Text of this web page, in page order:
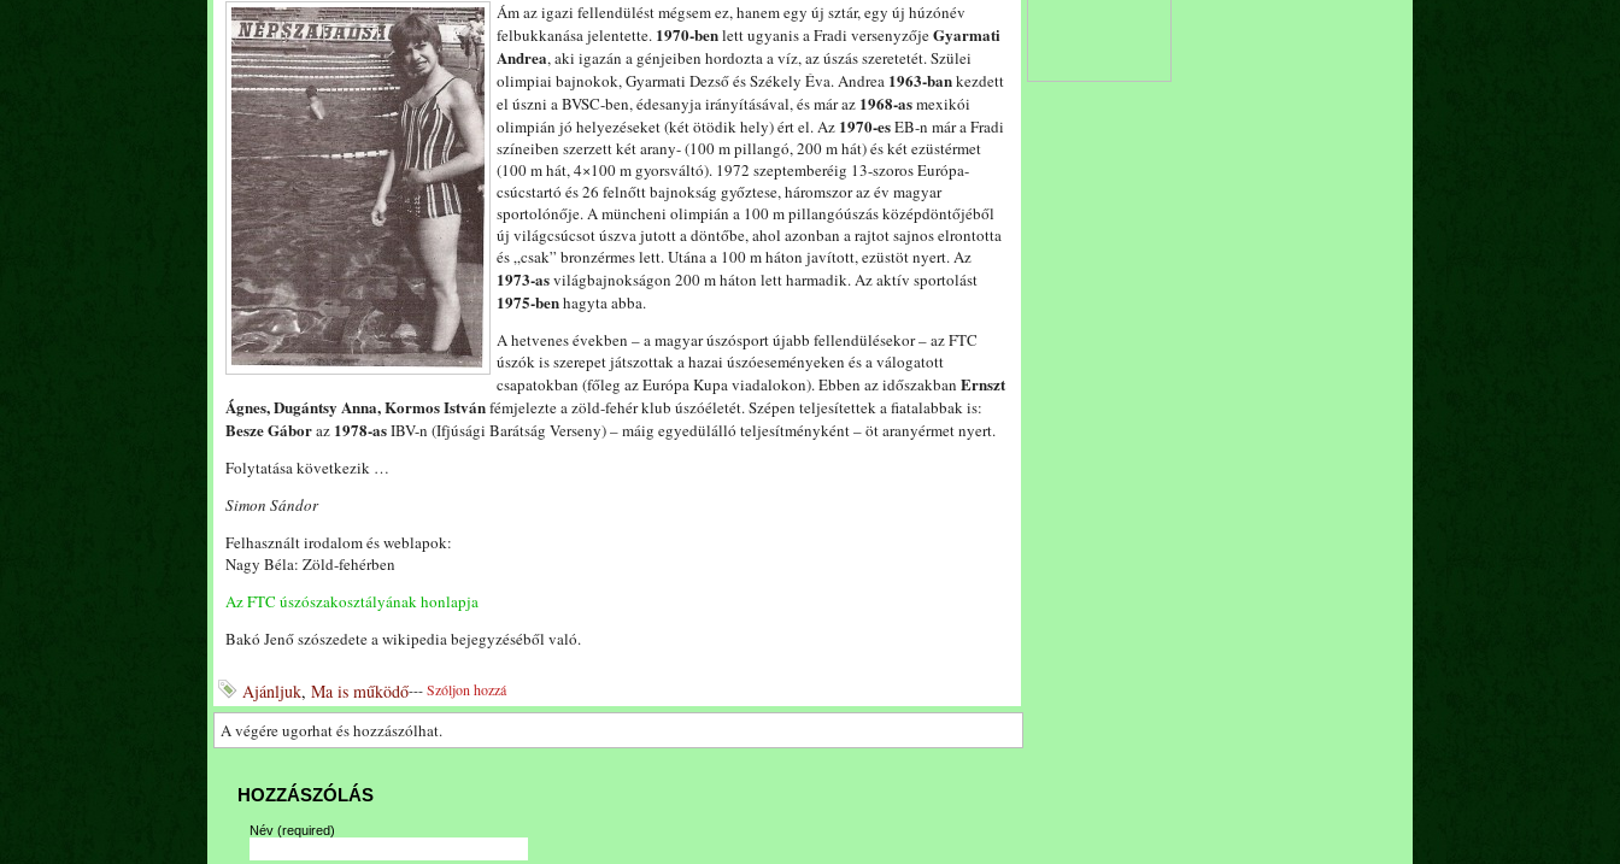
Ám az igazi fellendülést mégsem ez, hanem egy új sztár, egy új húzónév
felbukkanása jelentette. 1970-benlett ugyanis a Fradi versenyzőjeGyarmati
Andrea, aki igazán a génjeiben hordozta a víz, az úszás szeretetét. Szülei
olimpiai bajnokok, Gyarmati Dezső és Székely Éva. Andrea 1963-bankezdett
el úszni a BVSC-ben, édesanyja irányításával, és már az 1968-asmexikói
olimpián jó helyezéseket (két ötödik hely) ért el. Az 1970-esEB-n már a Fradi
színeiben szerzett két arany- (100 m pillangó, 200 m hát) és két ezüstérmet
(100 m hát, 4×100 m gyorsváltó). 1972 szeptemberéig 13-szoros Európa-
csúcstartó és 26 felnőtt bajnokság győztese, háromszor az év magyar
sportolónője. A müncheni olimpián a 100 m pillangóúszás középdöntőjéből
új világcsúcsot úszva jutott a döntőbe, ahol azonban a rajtot sajnos elrontotta
és „csak” bronzérmes lett. Utána a 100 m háton javított, ezüstöt nyert. Az
1973-asvilágbajnokságon 200 m háton lett harmadik. Az aktív sportolást
1975-benhagyta abba.
A hetvenes években – a magyar úszósport újabb fellendülésekor – az FTC
úszók is szerepet játszottak a hazai úszóeseményeken és a válogatott
csapatokban (főleg az Európa Kupa viadalokon). Ebben az időszakban Ernszt
Ágnes, Dugántsy Anna, Kormos Istvánfémjelezte a zöld-fehér klub úszóéletét. Szépen teljesítettek a fiatalabbak is:
Besze Gáboraz 1978-asIBV-n (Ifjúsági Barátság Verseny) – máig egyedülálló teljesítményként – öt aranyérmet nyert.
Folytatása következik …
Simon Sándor
Felhasznált irodalom és weblapok:
Nagy Béla: Zöld-fehérben
Az FTC úszószakosztályának honlapja
Bakó Jenő szószedete a wikipedia bejegyzéséből való.
Ajánljuk, Ma is működő---Szóljon hozzá
A végére ugorhat és hozzászólhat.
HOZZÁSZÓLÁS
Név (required)